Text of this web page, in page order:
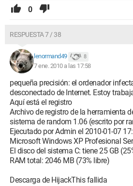
0
RESPUESTA 7 / 38
lenormand49 8
7 ene. 2010 a las 17:58
pequeña precisión: el ordenador
desconectado de Internet. Estoy
Aquí está el registro
Archivo de registro de la herramienta
sistema de random 1.06 (escrito por
Ejecutado por Admin el 2010-01-07
Microsoft Windows XP Profesional
El disco del sistema C: tiene 25 GB
RAM total: 2046 MB (73% libre)
Descarga de HijackThis fallida